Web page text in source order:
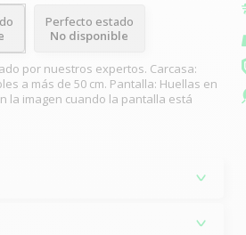
Perfecto estado
No disponible
por nuestros expertos. Carcasa:
a más de 50 cm. Pantalla: Huellas en
la imagen cuando la pantalla está